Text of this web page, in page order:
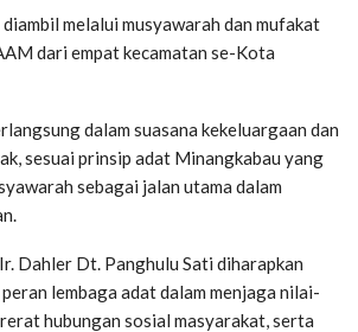
melalui musyawarah dan mufakat
dari empat kecamatan se-Kota
dalam suasana kekeluargaan dan
sesuai prinsip adat Minangkabau yang
sebagai jalan utama dalam
Dahler Dt. Panghulu Sati diharapkan
lembaga adat dalam menjaga nilai-
hubungan sosial masyarakat, serta